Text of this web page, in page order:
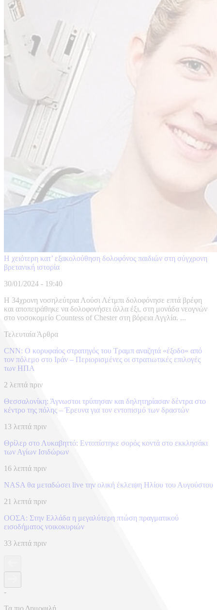
Η χειότερη κατ’ εξακολούθηση δολοφόνος παιδιών στη σύγχρονη
βρετανική ιστορία
30/01/2024 - 19:40
Η 34χρονη νοσηλεύτρια Λούσι Λέτμπι δολοφόνησε επτά βρέφη
και αποπειράθηκε να δολοφονήσει άλλα έξι, στη μονάδα νεογνών
στο νοσοκομείο Countess of Chester στη βόρεια Αγγλία. ...
Τελευταία Άρθρα
CNN: Ο κορυφαίος στρατηγός του Τραμπ αναζητά «έξοδο» από
τον πόλεμο στο Ιράν – Περιορισμένες οι στρατιωτικές επιλογές
των ΗΠΑ
2 λεπτά πριν
Θεσσαλονίκη: Άγνωστοι τρύπησαν και δηλητηρίασαν δέντρα στο
κέντρο της πόλης – Έρευνα για τον εντοπισμό των δραστών
13 λεπτά πριν
Θρίλερ στο Λυκαβηττό: Εντοπίστηκε σορός κοντά στο εκκλησάκι
των Αγίων Ισιδώρων
16 λεπτά πριν
NASA θα μεταδώσει live την ολική έκλειψη Ηλίου του Αυγούστου
21 λεπτά πριν
ΟΟΣΑ: Στην Ελλάδα η μεγαλύτερη πτώση πραγματικού
εισοδήματος νοικοκυριών
33 λεπτά πριν
-